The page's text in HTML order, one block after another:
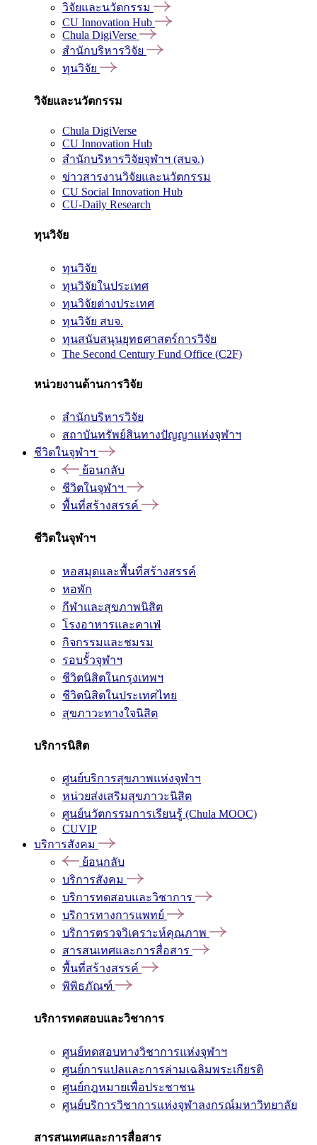
วิจัยและนวัตกรรม
CU Innovation Hub
Chula DigiVerse
สำนักบริหารวิจัย
ทุนวิจัย
วิจัยและนวัตกรรม
Chula DigiVerse
CU Innovation Hub
สำนักบริหารวิจัยจุฬาฯ (สบจ.)
ข่าวสารงานวิจัยและนวัตกรรม
CU Social Innovation Hub
CU-Daily Research
ทุนวิจัย
ทุนวิจัย
ทุนวิจัยในประเทศ
ทุนวิจัยต่างประเทศ
ทุนวิจัย สบจ.
ทุนสนับสนุนยุทธศาสตร์การวิจัย
The Second Century Fund Office (C2F)
หน่วยงานด้านการวิจัย
สำนักบริหารวิจัย
สถาบันทรัพย์สินทางปัญญาแห่งจุฬาฯ
ชีวิตในจุฬาฯ
ย้อนกลับ
ชีวิตในจุฬาฯ
พื้นที่สร้างสรรค์
ชีวิตในจุฬาฯ
หอสมุดและพื้นที่สร้างสรรค์
หอพัก
กีฬาและสุขภาพนิสิต
โรงอาหารและคาเฟ่
กิจกรรมและชมรม
รอบรั้วจุฬาฯ
ชีวิตนิสิตในกรุงเทพฯ
ชีวิตนิสิตในประเทศไทย
สุขภาวะทางใจนิสิต
บริการนิสิต
ศูนย์บริการสุขภาพแห่งจุฬาฯ
หน่วยส่งเสริมสุขภาวะนิสิต
ศูนย์นวัตกรรมการเรียนรู้ (Chula MOOC)
CUVIP
บริการสังคม
ย้อนกลับ
บริการสังคม
บริการทดสอบและวิชาการ
บริการทางการแพทย์
บริการตรวจวิเคราะห์คุณภาพ
สารสนเทศและการสื่อสาร
พื้นที่สร้างสรรค์
พิพิธภัณฑ์
บริการทดสอบและวิชาการ
ศูนย์ทดสอบทางวิชาการแห่งจุฬาฯ
ศูนย์การแปลและการล่ามเฉลิมพระเกียรติ
ศูนย์กฎหมายเพื่อประชาชน
ศูนย์บริการวิชาการแห่งจุฬาลงกรณ์มหาวิทยาลัย
สารสนเทศและการสื่อสาร